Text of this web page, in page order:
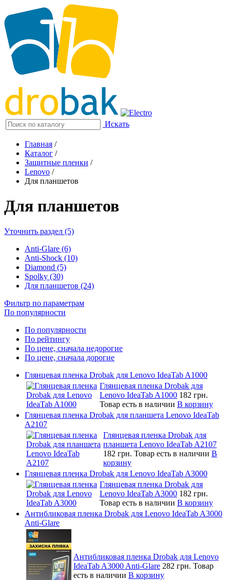
Искать
Главная /
Каталог /
Защитные пленки /
Lenovo /
Для планшетов
Для планшетов
Уточнить раздел (5)
Anti-Glare (6)
Anti-Shock (10)
Diamond (5)
Spolky (30)
Для планшетов (24)
Фильтр по параметрам
По популярности
По популярности
По рейтингу
По цене, сначала недорогие
По цене, сначала дорогие
Глянцевая пленка Drobak для Lenovo IdeaTab A1000
Глянцевая пленка Drobak для
Lenovo IdeaTab A1000 182 грн.
Товар есть в наличии В корзину
Глянцевая пленка Drobak для планшета Lenovo IdeaTab
A2107
Глянцевая пленка Drobak для
планшета Lenovo IdeaTab A2107
182 грн. Товар есть в наличии В
корзину
Глянцевая пленка Drobak для Lenovo IdeaTab A3000
Глянцевая пленка Drobak для
Lenovo IdeaTab A3000 182 грн.
Товар есть в наличии В корзину
Антибликовая пленка Drobak для Lenovo IdeaTab A3000
Anti-Glare
Антибликовая пленка Drobak для Lenovo
IdeaTab A3000 Anti-Glare 282 грн. Товар
есть в наличии В корзину